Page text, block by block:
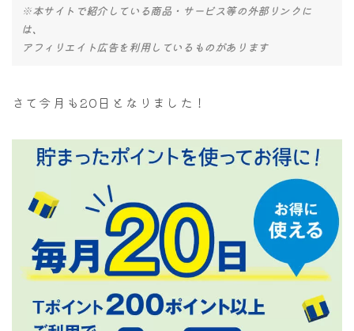
※本サイトで紹介している商品・サービス等の外部リンクに
は、
アフィリエイト広告を利用しているものがあります
さて今月も20日となりました！